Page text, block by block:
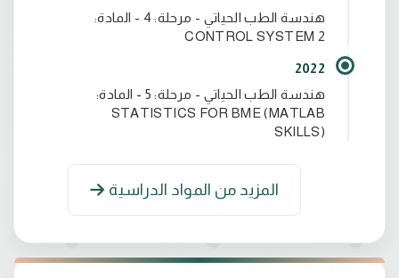
هندسة الطب الحياتي - مرحلة: 4 - المادة:
CONTROL SYSTEM 2
2022
هندسة الطب الحياتي - مرحلة: 5 - المادة:
STATISTICS FOR BME (MATLAB
SKILLS)
المزيد من المواد الدراسية